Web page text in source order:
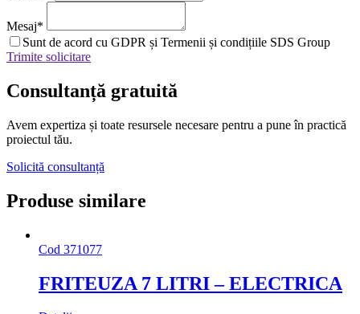
Mesaj*
Sunt de acord cu GDPR și Termenii și condițiile SDS Group
Trimite solicitare
Consultanță gratuită
Avem expertiza și toate resursele necesare pentru a pune în practică
proiectul tău.
Solicită consultanță
Produse similare
Cod 371077
FRITEUZA 7 LITRI – ELECTRICA